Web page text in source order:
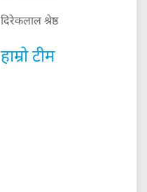
दिरेकलाल श्रेष्ठ
हाम्रो टीम